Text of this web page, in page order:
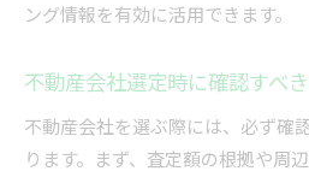
ング情報を有効に活用できます。
不動産会社選定時に確認すべ
不動産会社を選ぶ際には、必ず確
ります。まず、査定額の根拠や周